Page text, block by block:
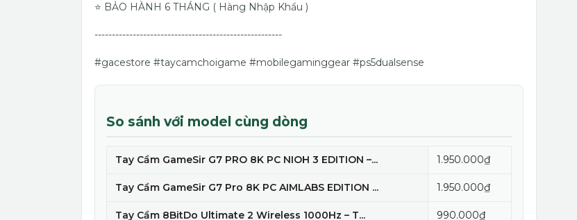
⭐️ BẢO HÀNH 6 THÁNG ( Hàng Nhập Khẩu )
------------------------------------------------------
#gacestore #taycamchoigame #mobilegaminggear #ps5dualsense
So sánh với model cùng dòng
Tay Cầm GameSir G7 PRO 8K PC NIOH 3 EDITION –... 1.950.000₫
Tay Cầm GameSir G7 Pro 8K PC AIMLABS EDITION ... 1.950.000₫
Tay Cầm 8BitDo Ultimate 2 Wireless 1000Hz – T... 990.000₫